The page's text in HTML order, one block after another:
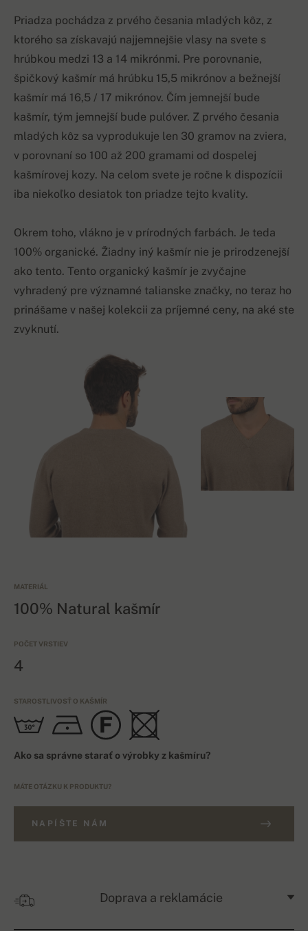
Priadza pochádza z prvého česania mladých kôz, z
ktorého sa získavajú najjemnejšie vlasy na svete s
hrúbkou medzi 13 a 14 mikrónmi. Pre porovnanie,
špičkový kašmír má hrúbku 15,5 mikrónov a bežnejší
kašmír má 16,5 / 17 mikrónov. Čím jemnejší bude
kašmír, tým jemnejší bude pulóver. Z prvého česania
mladých kôz sa vyprodukuje len 30 gramov na zviera,
v porovnaní so 100 až 200 gramami od dospelej
kašmírovej kozy. Na celom svete je ročne k dispozícii
iba niekoľko desiatok ton priadze tejto kvality.
Okrem toho, vlákno je v prírodných farbách. Je teda
100% organické. Žiadny iný kašmír nie je prirodzenejší
ako tento. Tento organický kašmír je zvyčajne
vyhradený pre významné talianske značky, no teraz ho
prinášame v našej kolekcii za príjemné ceny, na aké ste
zvyknutí.
MATERIÁL
100% Natural kašmír
POČET VRSTIEV
4
STAROSTLIVOSŤ O KAŠMÍR
Ako sa správne starať o výrobky z kašmíru?
MÁTE OTÁZKU K PRODUKTU?
NAPÍŠTE NÁM
Doprava a reklamácie